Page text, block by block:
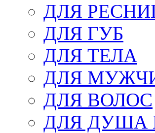
ДЛЯ
ДЛЯ ГУБ
ДЛЯ ТЕЛА
ДЛЯ
ДЛЯ ВОЛОС
ДЛЯ ДУША